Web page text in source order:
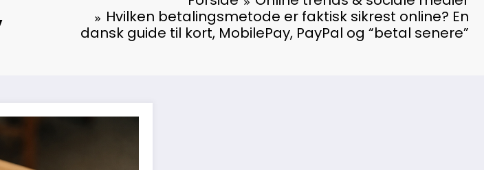
Hvilken betalingsmetode er faktisk sikrest online? En
dansk guide til kort, MobilePay, PayPal og “betal senere”